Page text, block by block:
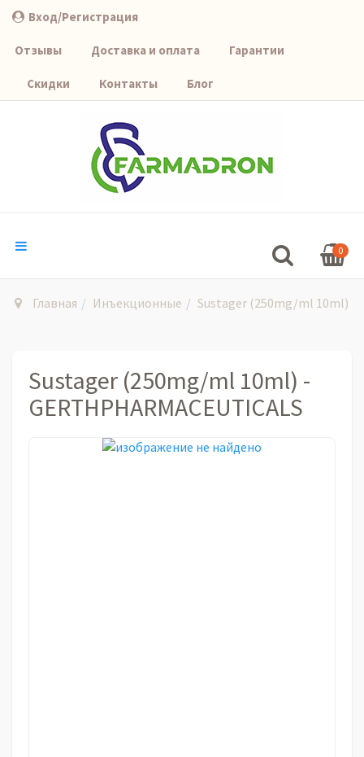
Вход/Регистрация
Отзывы Доставка и оплата Гарантии
Скидки Контакты Блог
0
Главная Инъекционные Sustager (250mg/ml 10ml)
Sustager (250mg/ml 10ml) -
GERTHPHARMACEUTICALS